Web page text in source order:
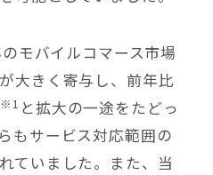
モバイルコマース市場
大きく寄与し、前年比
※1 と拡大の一途をたどっ
もサービス対応範囲の
ていました。また、当